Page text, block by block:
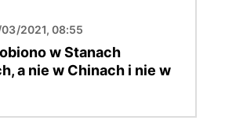
2021, 08:55
w Stanach
a nie w Chinach i nie w